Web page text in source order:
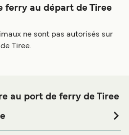
ferry au départ de Tiree
ne sont pas autorisés sur
Tiree.
au port de ferry de Tiree